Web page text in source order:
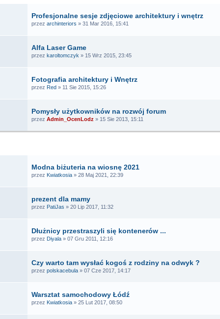
Profesjonalne sesje zdjęciowe architektury i wnętrz
przez archinteriors » 31 Mar 2016, 15:41
Alfa Laser Game
przez karoltomczyk » 15 Wrz 2015, 23:45
Fotografia architektury i Wnętrz
przez Red » 11 Sie 2015, 15:26
Pomysły użytkowników na rozwój forum
przez Admin_OcenLodz » 15 Sie 2013, 15:11
Modna biżuteria na wiosnę 2021
przez Kwiatkosia » 28 Maj 2021, 22:39
prezent dla mamy
przez PatiJas » 20 Lip 2017, 11:32
Dłużnicy przestraszyli się kontenerów ...
przez Diyala » 07 Gru 2011, 12:16
Czy warto tam wysłać kogoś z rodziny na odwyk ?
przez polskacebula » 07 Cze 2017, 14:17
Warsztat samochodowy Łódź
przez Kwiatkosia » 25 Lut 2017, 08:50